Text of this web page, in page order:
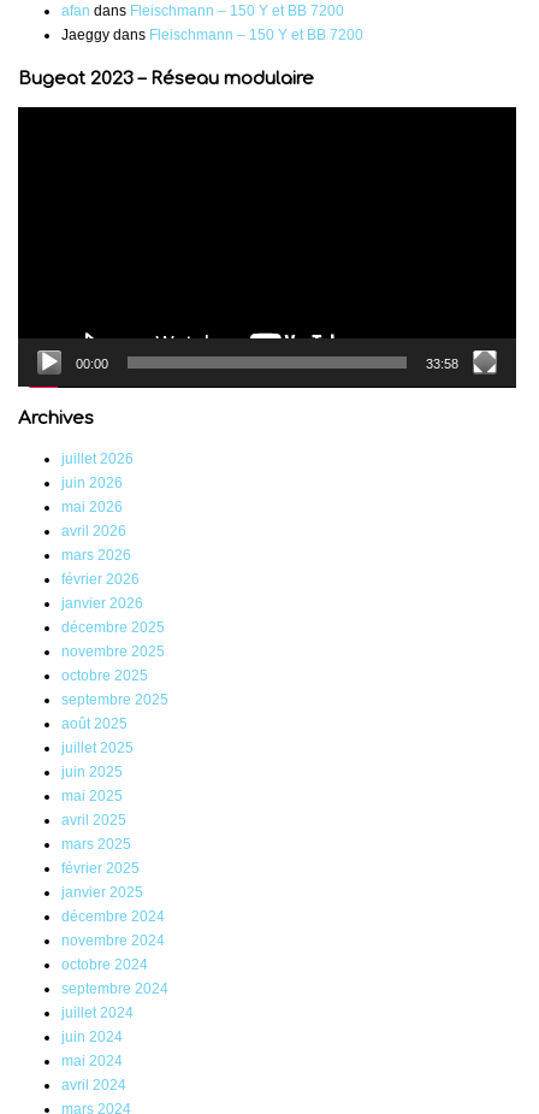
afan dans Fleischmann – 150 Y et BB 7200
Jaeggy dans Fleischmann – 150 Y et BB 7200
Bugeat 2023 – Réseau modulaire
00:00 33:58
Archives
juillet 2026
juin 2026
mai 2026
avril 2026
mars 2026
février 2026
janvier 2026
décembre 2025
novembre 2025
octobre 2025
septembre 2025
août 2025
juillet 2025
juin 2025
mai 2025
avril 2025
mars 2025
février 2025
janvier 2025
décembre 2024
novembre 2024
octobre 2024
septembre 2024
juillet 2024
juin 2024
mai 2024
avril 2024
mars 2024